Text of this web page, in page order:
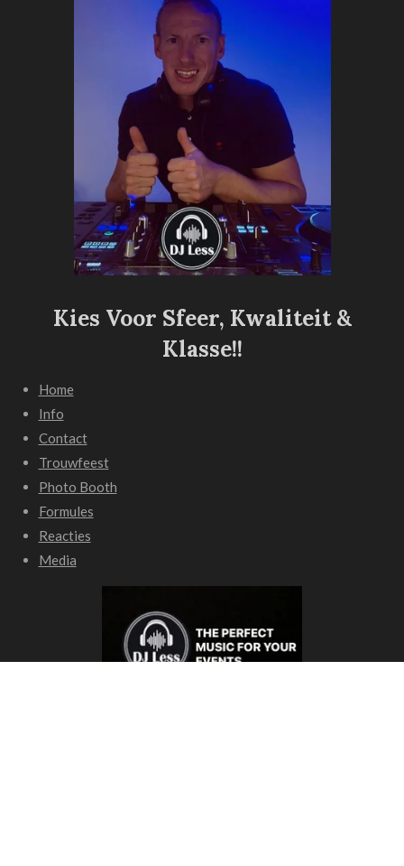
Kies Voor Sfeer, Kwaliteit &
Klasse!!
Home
Info
Contact
Trouwfeest
Photo Booth
Formules
Reacties
Media